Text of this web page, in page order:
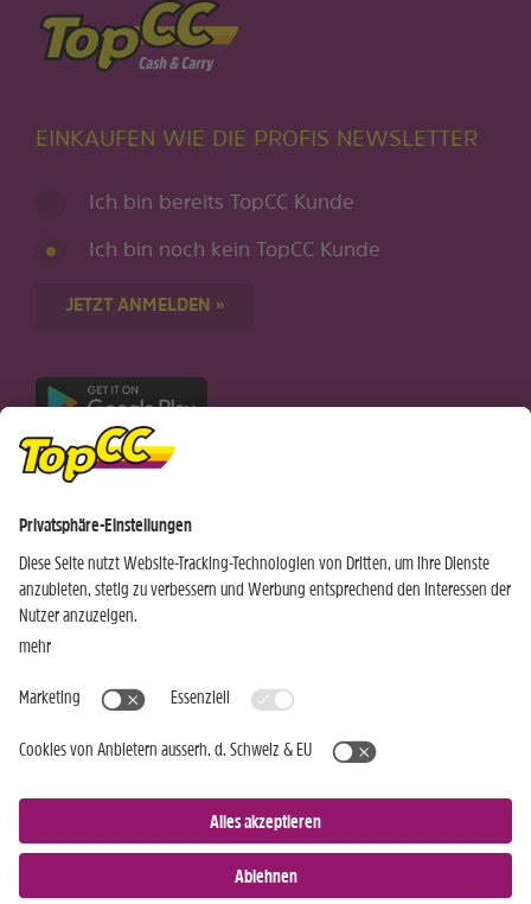
EINKAUFEN WIE DIE PROFIS NEWSLETTER
Ich bin bereits TopCC Kunde
Ich bin noch kein TopCC Kunde
JETZT ANMELDEN »
Nur für Android-Geräte
Wochen Hits
Standorte
Kundenbereich
Aktuelles
Rezeptwelt
Weinwelt